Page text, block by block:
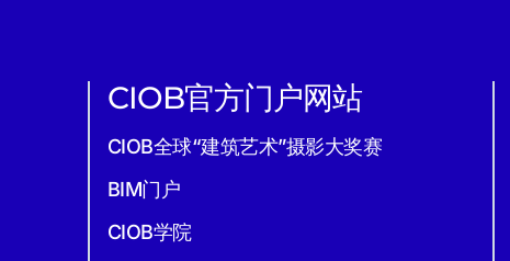
CIOB官方门户网站
CIOB全球“建筑艺术”摄影大奖赛
BIM门户
CIOB学院